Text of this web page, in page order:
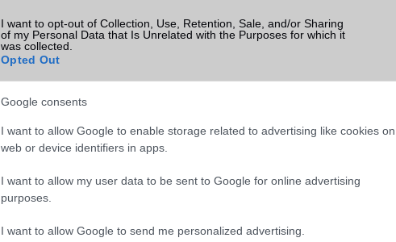
I want to opt-out of Collection, Use, Retention, Sale, and/or Sharing
of my Personal Data that Is Unrelated with the Purposes for which it
was collected.
Opted Out
Google consents
I want to allow Google to enable storage related to advertising like cookies on
web or device identifiers in apps.
I want to allow my user data to be sent to Google for online advertising
purposes.
I want to allow Google to send me personalized advertising.